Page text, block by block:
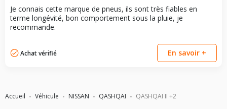
Accueil Véhicule NISSAN QASHQAI QASHQAI II +2
Je connais cette marque de pneus, ils sont très fiables en
terme longévité, bon comportement sous la pluie, je
recommande.
Achat vérifié En savoir +